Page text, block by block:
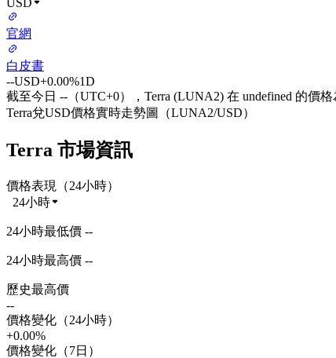
官網
白皮書
--USD+0.00%1D
截至今日 --（UTC+0），Terra (LUNA2) 在 undefined 的價格
Terra兌USD價格實時走勢圖（LUNA2/USD）
Terra 市場資訊
價格表現（24小時）
24小時
24小時最低價 --
24小時最高價 --
歷史最高價
--
價格變化（24小時）
+0.00%
價格變化（7日）